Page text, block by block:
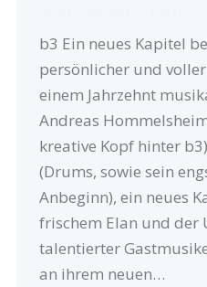
b3 Ein neues Kapitel
persönlicher und
einem Jahrzehnt
Andreas
kreative Kopf hinter
(Drums, sowie sein
Anbeginn), ein neues
frischem Elan und der
talentierter
an ihrem neuen…